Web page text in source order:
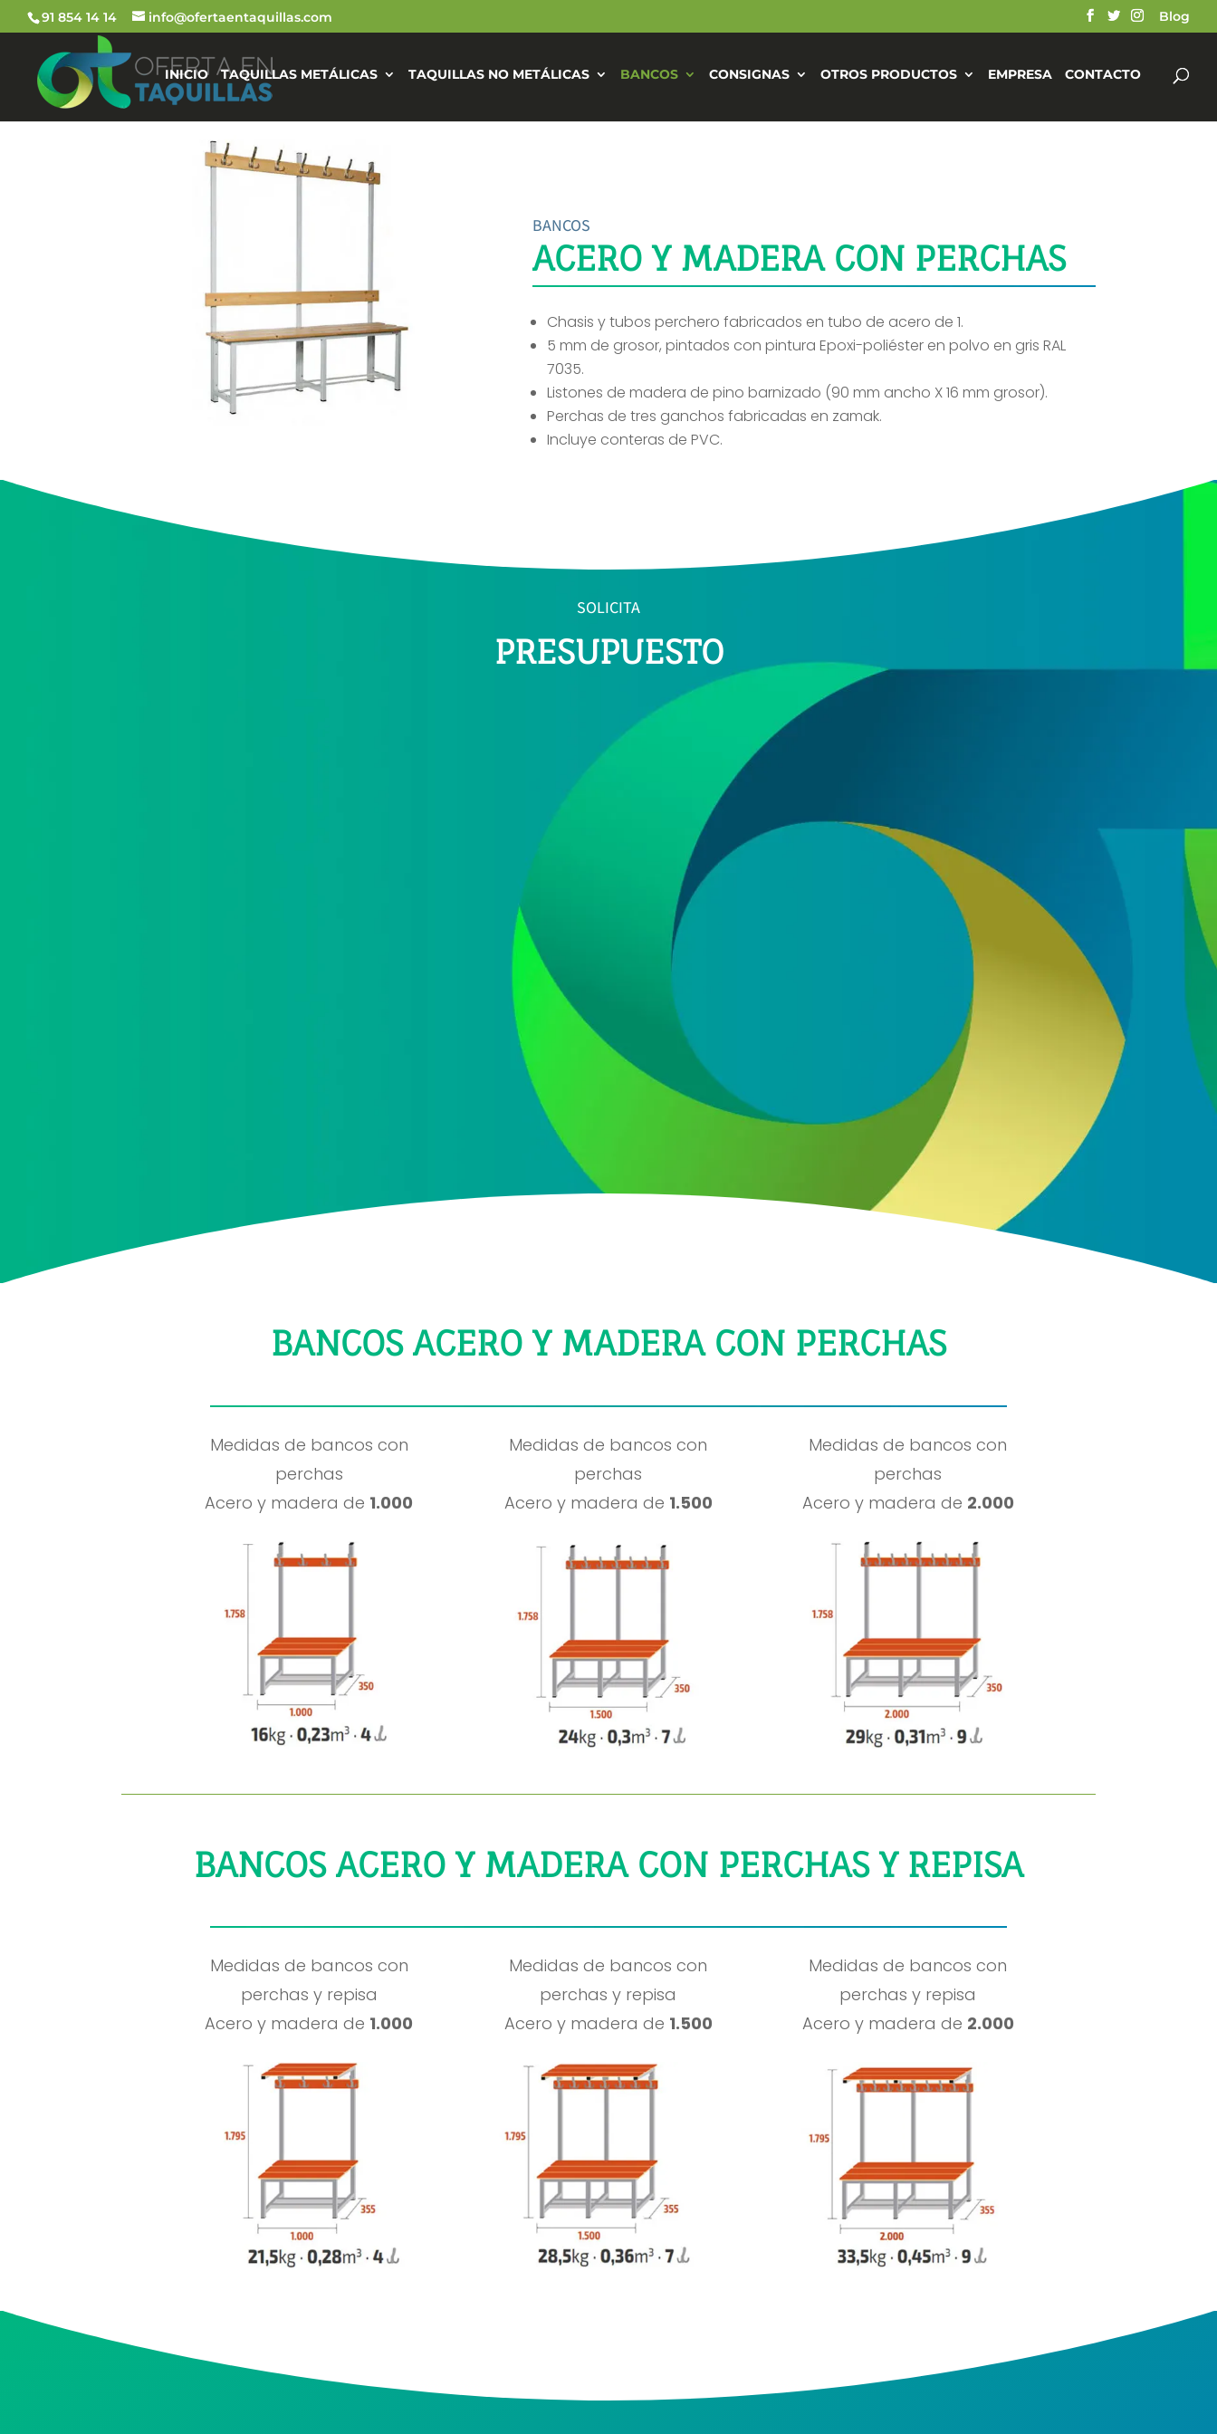
91 854 14 14 info@ofertaentaquillas.com Blog
INICIO TAQUILLAS METÁLICAS TAQUILLAS NO METÁLICAS BANCOS CONSIGNAS OTROS PRODUCTOS EMPRESA CONTACTO
BANCOS
ACERO Y MADERA CON PERCHAS
Chasis y tubos perchero fabricados en tubo de acero de 1.
5 mm de grosor, pintados con pintura Epoxi-poliéster en polvo en gris RAL
7035.
Listones de madera de pino barnizado (90 mm ancho X 16 mm grosor).
Perchas de tres ganchos fabricadas en zamak.
Incluye conteras de PVC.
SOLICITA
PRESUPUESTO
Acepto recibir información comercial sobre las ofertas y promociones de nuestra empresa (NET QUINTOS, S.L.) relacionadas con nuestro sector en base a nuestra
BANCOS ACERO Y MADERA CON PERCHAS
Medidas de bancos con
perchas
Acero y madera de 1.000
Medidas de bancos con
perchas
Acero y madera de 1.500
Medidas de bancos con
perchas
Acero y madera de 2.000
BANCOS ACERO Y MADERA CON PERCHAS Y REPISA
Medidas de bancos con
perchas y repisa
Acero y madera de 1.000
Medidas de bancos con
perchas y repisa
Acero y madera de 1.500
Medidas de bancos con
perchas y repisa
Acero y madera de 2.000